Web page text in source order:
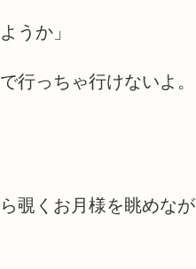
うか」
行っちゃ行けないよ。
覗くお月様を眺めなが